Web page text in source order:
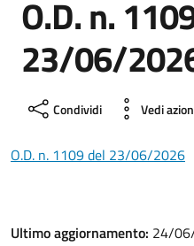
O.D. n.
23/06/
Condividi Vedi
O.D. n. 1109 del 23/06/2026
Ultimo aggiornamento: 24/